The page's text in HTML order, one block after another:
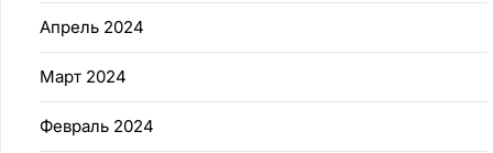
Апрель 2024
Март 2024
Февраль 2024